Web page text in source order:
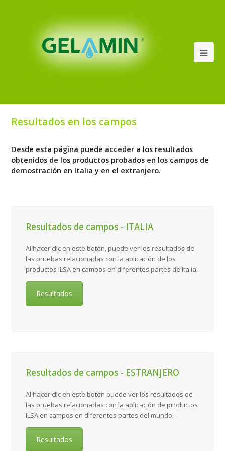
Resultados en los campos
Desde esta página puede acceder a los resultados
obtenidos de los productos probados en los campos de
demostración en Italia y en el extranjero.
Resultados de campos - ITALIA
Al hacer clic en este botón, puede ver los resultados de
las pruebas relacionadas con la aplicación de los
productos ILSA en campos en diferentes partes de Italia.
Resultados
Resultados de campos - ESTRANJERO
Al hacer clic en este botón puede ver los resultados de
las pruebas relacionadas con la aplicación de productos
ILSA en campos en diferentes partes del mundo.
Resultados